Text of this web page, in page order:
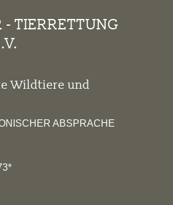
- TIERRETTUNG
Wildtiere und
ABSPRACHE